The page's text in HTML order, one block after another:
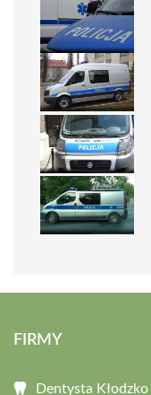
FIRMY
Dentysta Kłodzko